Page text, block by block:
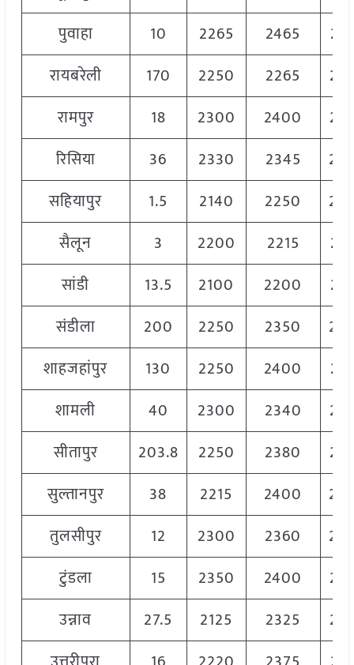
पुवाहा
10 2265 2465
रायबरेली
170 2250 2265
रामपुर
18 2300 2400
रिसिया
36 2330 2345
सहियापुर
1.5 2140 2250
सैलून
3 2200 2215
सांडी
13.5 2100 2200
संडीला
200 2250 2350
शाहजहांपुर
130 2250 2400
शामली
40 2300 2340
सीतापुर
203.8 2250 2380
सुल्तानपुर
38 2215 2400
तुलसीपुर
12 2300 2360
टुंडला
15 2350 2400
उन्नाव
27.5 2125 2325